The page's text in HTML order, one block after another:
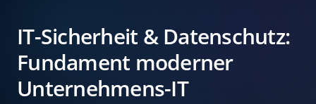
IT-Sicherheit & Datenschutz:
Fundament moderner
Unternehmens-IT